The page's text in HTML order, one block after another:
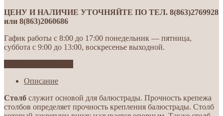
ЦЕНУ И НАЛИЧИЕ УТОЧНЯЙТЕ ПО ТЕЛ. 8(863)2769928
или 8(863)2060686
Гафик работы с 8:00 до 17:00 понедельник — пятница,
суббота с 9:00 до 13:00, воскресенье выходной.
Описание
Столб служит основой для балюстрады. Прочность крепежа
столбов определяет прочность крепления балюстрады. Столб